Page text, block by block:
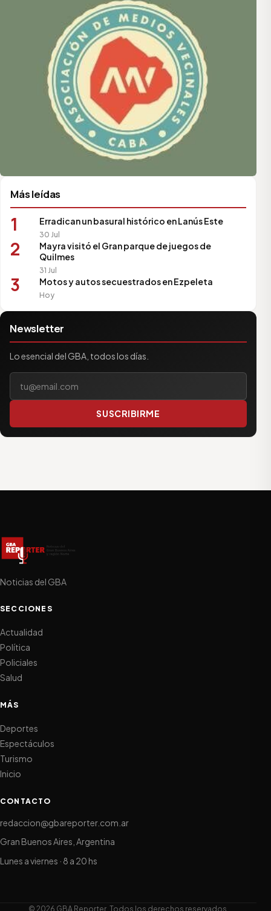
Más leídas
1 Erradican un basural histórico en Lanús Este
30 Jul
2
Mayra visitó el Gran parque de juegos de
Quilmes
31 Jul
3 Motos y autos secuestrados en Ezpeleta
Hoy
Newsletter
Lo esencial del GBA, todos los días.
SUSCRIBIRME
Noticias del GBA
SECCIONES
Actualidad
Política
Policiales
Salud
MÁS
Deportes
Espectáculos
Turismo
Inicio
CONTACTO
redaccion@gbareporter.com.ar
Gran Buenos Aires, Argentina
Lunes a viernes · 8 a 20 hs
© 2026 GBA Reporter. Todos los derechos reservados.